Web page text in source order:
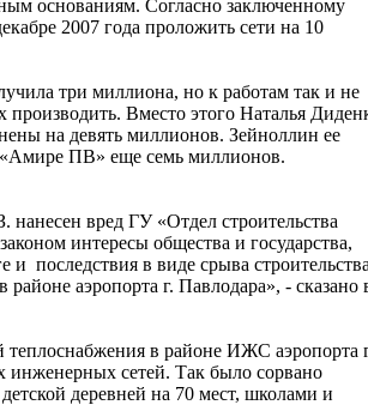
основаниям. Согласно заключенному
2007 года проложить сети на 10
три миллиона, но к работам так и не
Вместо этого Наталья
на девять миллионов. Зейноллин ее
«Амире ПВ» еще семь миллионов.
вред ГУ «Отдел строительства
интересы общества и государства,
последствия в виде срыва строительства
аэропорта г. Павлодара», - сказано
теплоснабжения в районе ИЖС аэропорта
инженерных сетей. Так было сорвано
деревней на 70 мест, школами и